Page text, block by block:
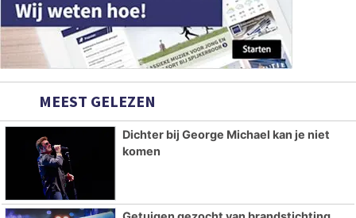
MEEST GELEZEN
Dichter bij George Michael kan je niet
komen